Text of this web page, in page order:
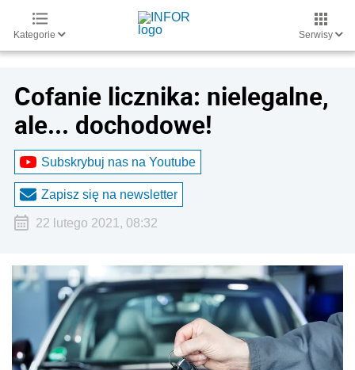
Kategorie Serwisy
Cofanie licznika: nielegalne,
ale... dochodowe!
Subskrybuj nas na Youtube
Zapisz się na newsletter
22 lutego 2021, 08:32